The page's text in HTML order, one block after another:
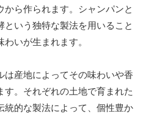
から作られます。シャンパンと
という独特な製法を用いること
いが生まれます。
は産地によってその味わいや香
す。それぞれの土地で育まれた
統的な製法によって、個性豊か